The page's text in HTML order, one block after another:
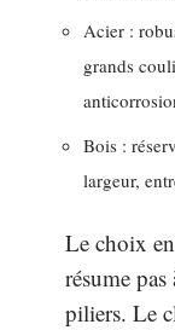
Acier :
grands
Bois :
largeur,
Le choix
résume pas
piliers. Le